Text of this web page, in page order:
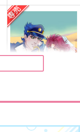
揚げせんべい
660 円（税込）
空条承太郎×花京院典明
サンプル
Butter Boy